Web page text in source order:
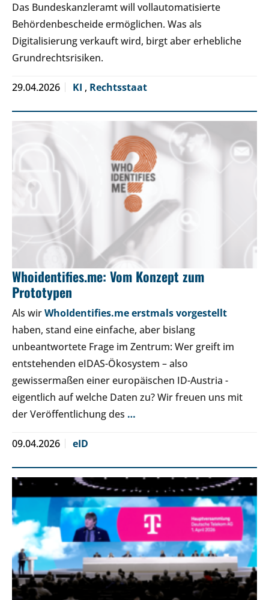
Das Bundeskanzleramt will vollautomatisierte
Behördenbescheide ermöglichen. Was als
Digitalisierung verkauft wird, birgt aber erhebliche
Grundrechtsrisiken.
29.04.2026 KI , Rechtsstaat
Whoidentifies.me: Vom Konzept zum
Prototypen
Als wirWhoIdentifies.me erstmals vorgestellt
haben, stand eine einfache, aber bislang
unbeantwortete Frage im Zentrum: Wer greift im
entstehenden eIDAS-Ökosystem – also
gewissermaßen einer europäischen ID-Austria -
eigentlich auf welche Daten zu? Wir freuen uns mit
der Veröffentlichung des …
09.04.2026 eID